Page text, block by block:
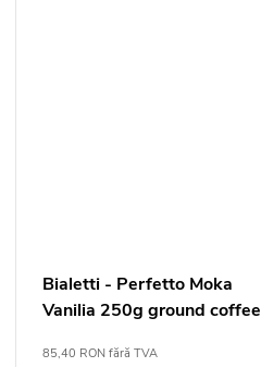
Bialetti - Perfetto Moka
Vanilia 250g ground coffee
85,40 RON fără TVA